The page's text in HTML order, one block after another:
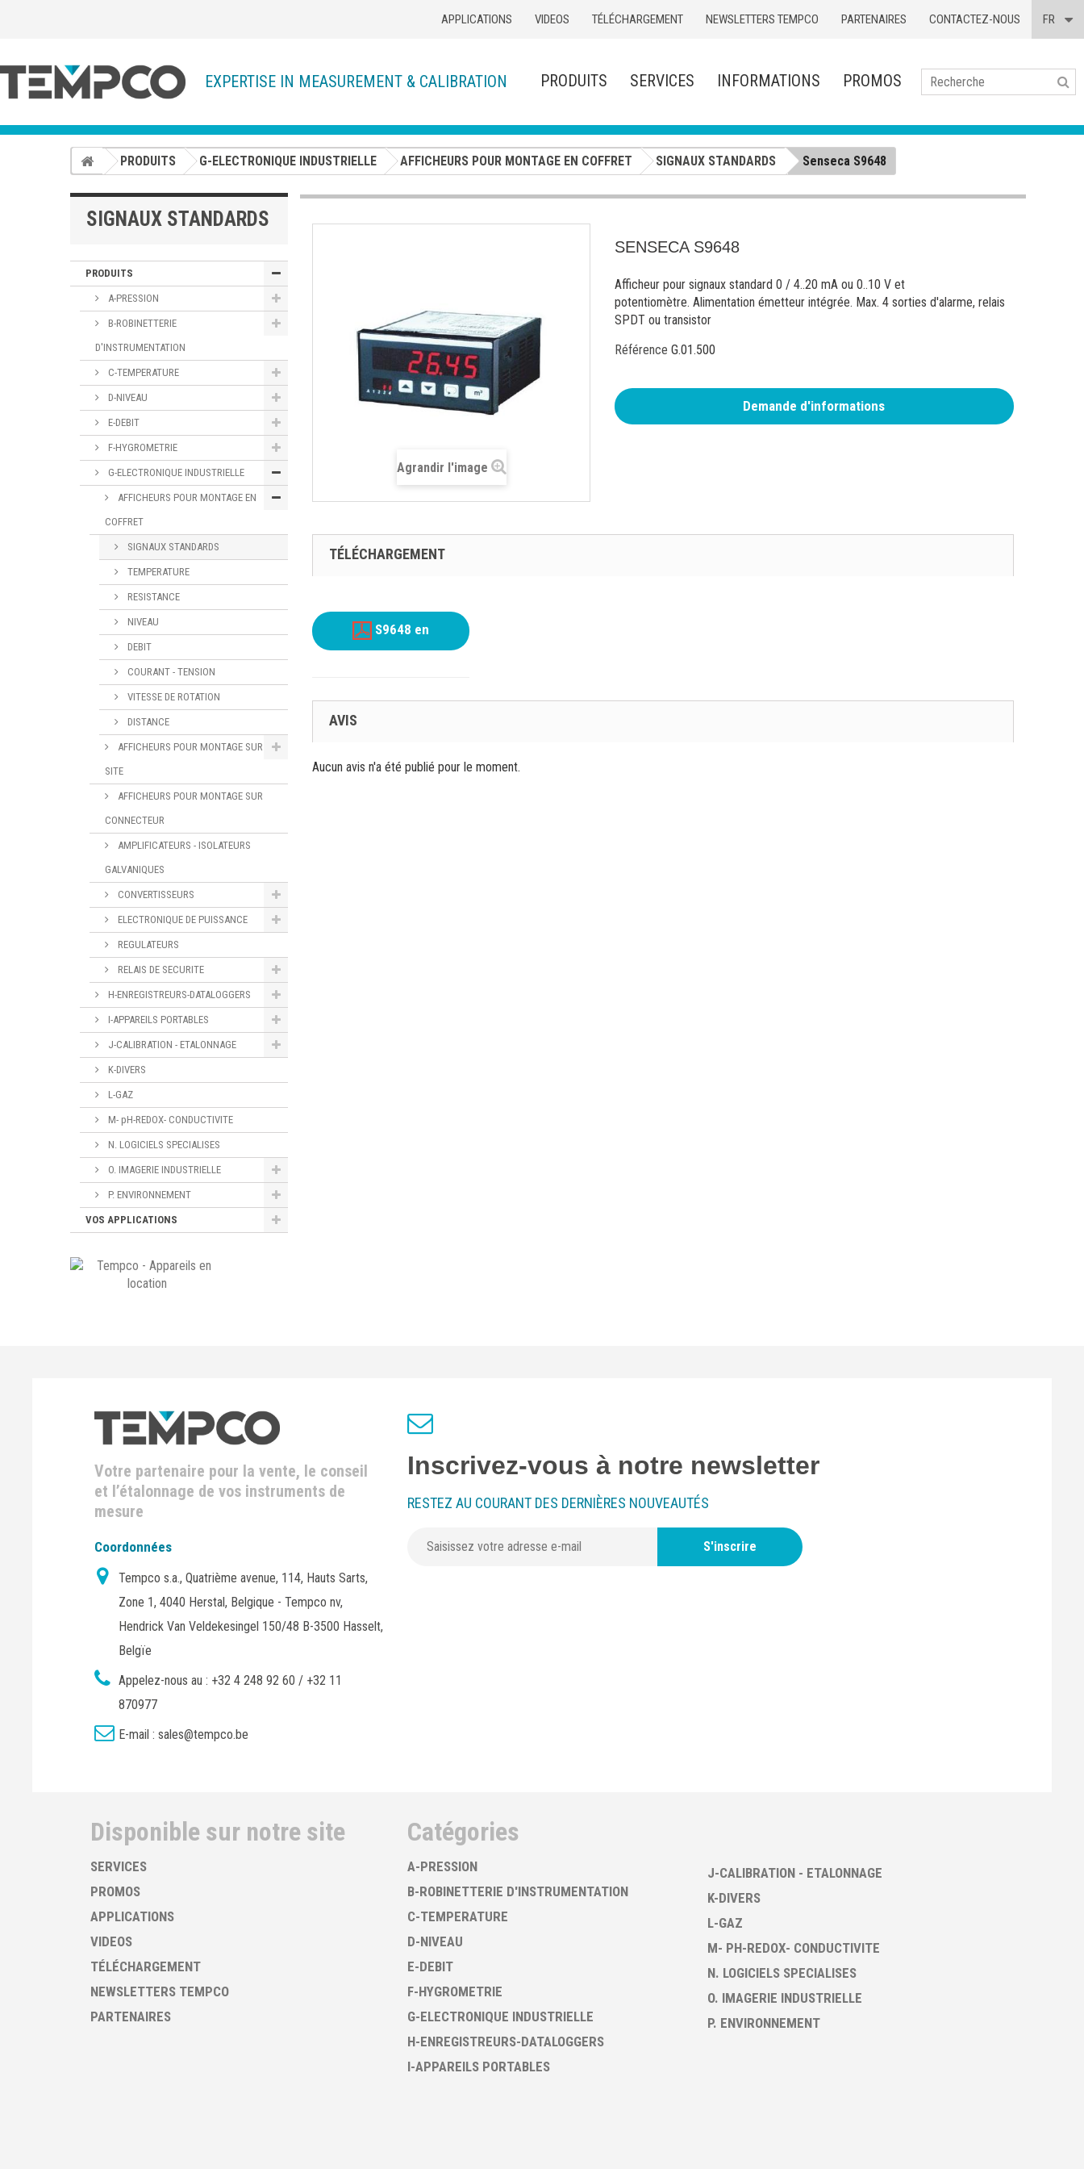
APPLICATIONS VIDEOS TÉLÉCHARGEMENT NEWSLETTERS TEMPCO PARTENAIRES FR
CONTACTEZ-NOUS
EXPERTISE IN MEASUREMENT & CALIBRATION PRODUITS SERVICES INFORMATIONS PROMOS
PRODUITS G-ELECTRONIQUE INDUSTRIELLE AFFICHEURS POUR MONTAGE EN COFFRET SIGNAUX STANDARDS Senseca S9648
SIGNAUX STANDARDS
PRODUITS
A-PRESSION
B-ROBINETTERIE
D'INSTRUMENTATION
C-TEMPERATURE
D-NIVEAU
E-DEBIT
F-HYGROMETRIE
G-ELECTRONIQUE INDUSTRIELLE
AFFICHEURS POUR MONTAGE EN
COFFRET
SIGNAUX STANDARDS
TEMPERATURE
RESISTANCE
NIVEAU
DEBIT
COURANT - TENSION
VITESSE DE ROTATION
DISTANCE
AFFICHEURS POUR MONTAGE SUR
SITE
AFFICHEURS POUR MONTAGE SUR
CONNECTEUR
AMPLIFICATEURS - ISOLATEURS
GALVANIQUES
CONVERTISSEURS
ELECTRONIQUE DE PUISSANCE
REGULATEURS
RELAIS DE SECURITE
H-ENREGISTREURS-DATALOGGERS
I-APPAREILS PORTABLES
J-CALIBRATION - ETALONNAGE
K-DIVERS
L-GAZ
M- pH-REDOX- CONDUCTIVITE
N. LOGICIELS SPECIALISES
O. IMAGERIE INDUSTRIELLE
P. ENVIRONNEMENT
VOS APPLICATIONS
Agrandir l'image
SENSECA S9648
Afficheur pour signaux standard 0 / 4..20 mA ou 0..10 V et
potentiomètre. Alimentation émetteur intégrée. Max. 4 sorties d'alarme, relais
SPDT ou transistor
Référence G.01.500
Demande d'informations
TÉLÉCHARGEMENT
S9648 en
AVIS
Aucun avis n'a été publié pour le moment.
Inscrivez-vous à notre newsletter
RESTEZ AU COURANT DES DERNIÈRES NOUVEAUTÉS
S'inscrire
Catégories
A-PRESSION
B-ROBINETTERIE D'INSTRUMENTATION
C-TEMPERATURE
D-NIVEAU
E-DEBIT
F-HYGROMETRIE
G-ELECTRONIQUE INDUSTRIELLE
H-ENREGISTREURS-DATALOGGERS
I-APPAREILS PORTABLES
J-CALIBRATION - ETALONNAGE
K-DIVERS
L-GAZ
M- PH-REDOX- CONDUCTIVITE
N. LOGICIELS SPECIALISES
O. IMAGERIE INDUSTRIELLE
P. ENVIRONNEMENT
Votre partenaire pour la vente, le conseil
et l’étalonnage de vos instruments de
mesure
Coordonnées
Tempco s.a., Quatrième avenue, 114, Hauts Sarts,
Zone 1, 4040 Herstal, Belgique - Tempco nv,
Hendrick Van Veldekesingel 150/48 B-3500 Hasselt,
Belgïe
Appelez-nous au : +32 4 248 92 60 / +32 11
870977
E-mail : sales@tempco.be
Disponible sur notre site
SERVICES
PROMOS
APPLICATIONS
VIDEOS
TÉLÉCHARGEMENT
NEWSLETTERS TEMPCO
PARTENAIRES